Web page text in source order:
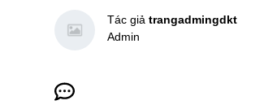
Tác giả trangadmingdkt
Admin